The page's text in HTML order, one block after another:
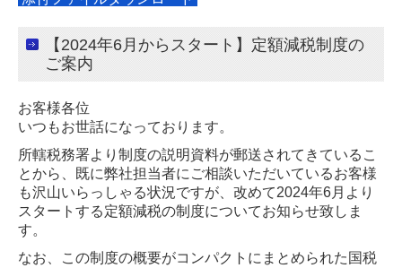
【2024年6月からスタート】定額減税制度の
ご案内
お客様各位
いつもお世話になっております。
所轄税務署より制度の説明資料が郵送されてきているこ
とから、既に弊社担当者にご相談いただいているお客様
も沢山いらっしゃる状況ですが、改めて2024年6月 より
スタートする定額減税の制度についてお知らせ致しま
す。
なお、この制度の概要がコンパクトにまとめられた国税